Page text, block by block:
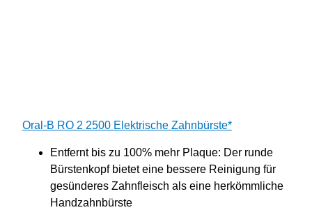
Oral-B RO 2 2500 Elektrische Zahnbürste*
Entfernt bis zu 100% mehr Plaque: Der runde
Bürstenkopf bietet eine bessere Reinigung für
gesünderes Zahnfleisch als eine herkömmliche
Handzahnbürste